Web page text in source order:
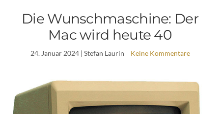
Die Wunschmaschine: Der
Mac wird heute 40
24. Januar 2024| Stefan Laurin Keine Kommentare